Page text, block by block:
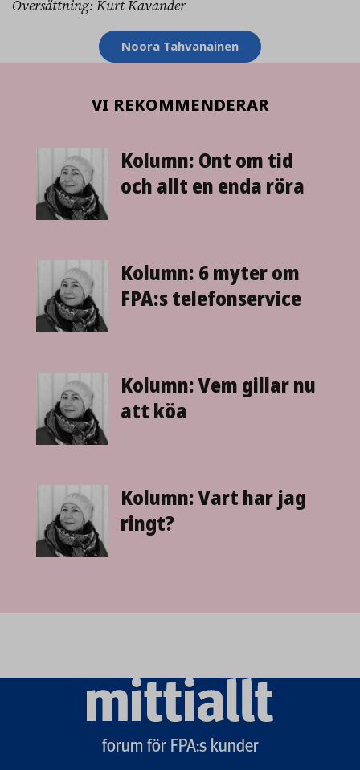
Översättning: Kurt Kavander
Ämnesord Noora Tahvanainen
VI REKOMMENDERAR
Kolumn: Ont om tid
och allt en enda röra
Kolumn: 6 myter om
FPA:s telefonservice
Kolumn: Vem gillar nu
att köa
Kolumn: Vart har jag
ringt?
Mittiallt
forum för FPA:s kunder